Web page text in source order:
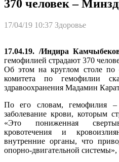
370 человек –
17/04/19 10:37 Здоровье
17.04.19. /Индира
гемофилией страдают 370
Об этом на круглом столе по
комитета по гемофилии
здравоохранения Мадамин
По его словам, гемофилия –
заболевание крови, которым
«Это пониженная
кровотечения и
внутренние органы, что
опорно-двигательной системы»,